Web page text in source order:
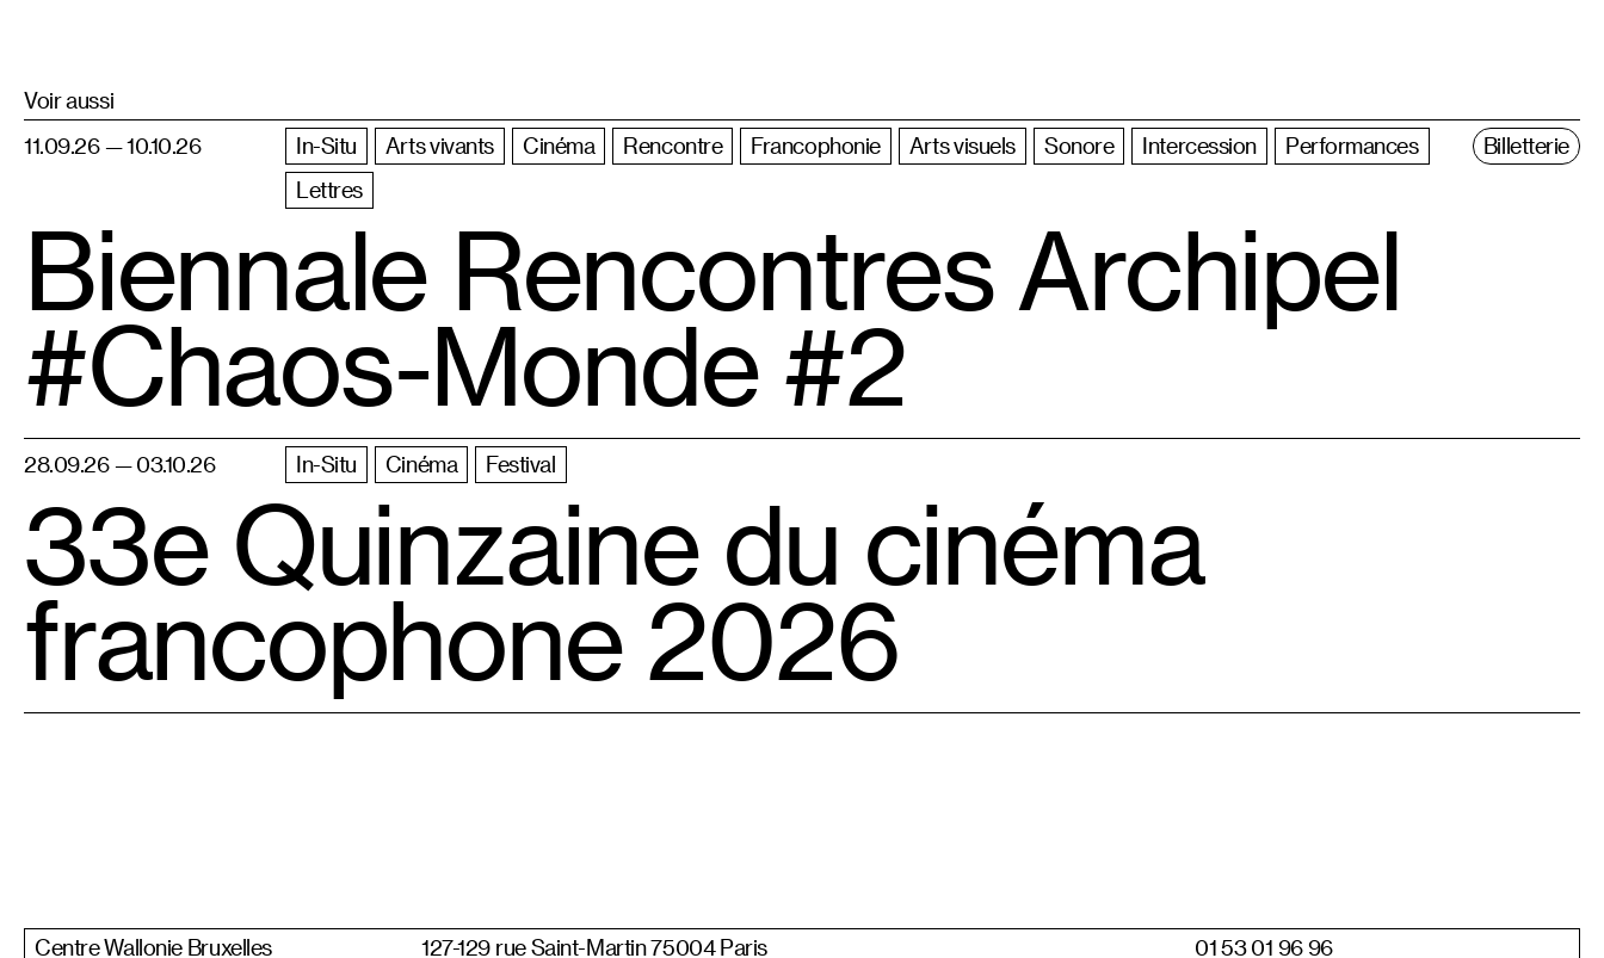
Voir aussi
11.09.26 — 10.10.26
In-Situ Arts vivants Cinéma Rencontre Francophonie Arts visuels Sonore Intercession
Performances
Lettres
Billetterie
Biennale Rencontres Archipel
#Chaos-Monde #2
28.09.26 — 03.10.26 In-Situ Cinéma Festival
33e Quinzaine du cinéma
francophone 2026
Centre Wallonie Bruxelles 127-129 rue Saint-Martin 75004 Paris 01 53 01 96 96